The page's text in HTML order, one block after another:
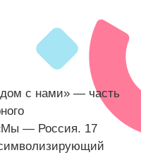
с нами» — часть
«Мы — Россия. 17